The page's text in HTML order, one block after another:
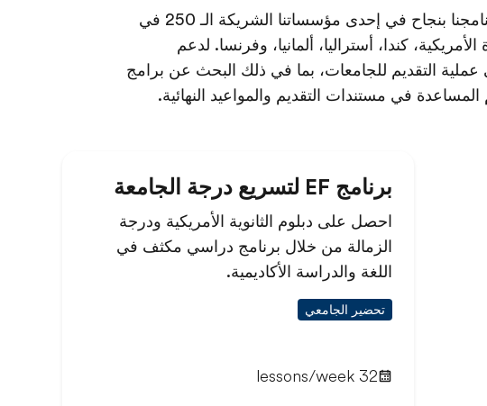
يتم ضمان قبول الطلاب الذين يكملون برنامجنا بنجاح في إحدى مؤسساتنا الشريكة الـ 250 في
الأمريكية، كندا، أستراليا، ألمانيا، وفرنسا. لدعم
التقديم للجامعات، بما في ذلك البحث عن برامج
المساعدة في مستندات التقديم والمواعيد النهائية.
برنامج EF لتسريع درجة الجامعة
احصل على دبلوم الثانوية الأمريكية ودرجة
الزمالة من خلال برنامج دراسي مكثف في
اللغة والدراسة الأكاديمية.
تحضير الجامعي
32 lessons/week